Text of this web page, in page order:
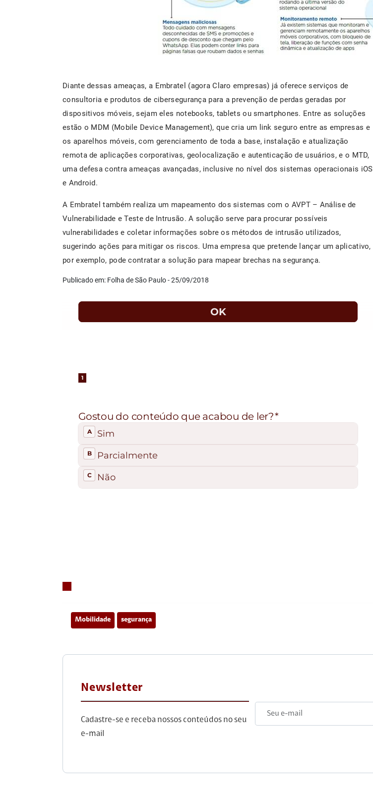
Diante dessas ameaças, a Embratel (agora Claro empresas) já oferece serviços de
consultoria e produtos de cibersegurança para a prevenção de perdas geradas por
dispositivos móveis, sejam eles notebooks, tablets ou smartphones. Entre as soluções
estão o MDM (Mobile Device Management), que cria um link seguro entre as empresas e
os aparelhos móveis, com gerenciamento de toda a base, instalação e atualização
remota de aplicações corporativas, geolocalização e autenticação de usuários, e o MTD,
uma defesa contra ameaças avançadas, inclusive no nível dos sistemas operacionais iOS
e Android.
A Embratel também realiza um mapeamento dos sistemas com o AVPT – Análise de
Vulnerabilidade e Teste de Intrusão. A solução serve para procurar possíveis
vulnerabilidades e coletar informações sobre os métodos de intrusão utilizados,
sugerindo ações para mitigar os riscos. Uma empresa que pretende lançar um aplicativo,
por exemplo, pode contratar a solução para mapear brechas na segurança.
Publicado em: Folha de São Paulo - 25/09/2018
Mobilidade segurança
Newsletter
Cadastre-se e receba nossos conteúdos no seu
e-mail